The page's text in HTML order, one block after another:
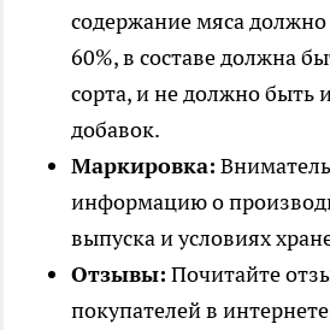
содержание мяса
60%, в составе должна
сорта, и не должно быть
добавок.
Маркировка:
информацию о
выпуска и условиях
Отзывы: Почитайте
покупателей в